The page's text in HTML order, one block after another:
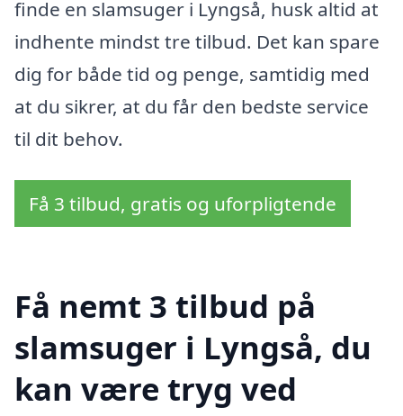
finde en slamsuger i Lyngså, husk altid at
indhente mindst tre tilbud. Det kan spare
dig for både tid og penge, samtidig med
at du sikrer, at du får den bedste service
til dit behov.
Få 3 tilbud, gratis og uforpligtende
Få nemt 3 tilbud på
slamsuger i Lyngså, du
kan være tryg ved